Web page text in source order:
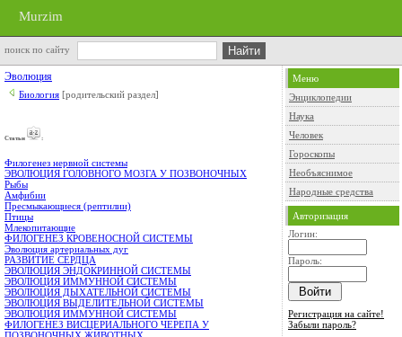
Murzim
поиск по сайту
Эволюция
Биология [родительский раздел]
Cтатьи :
Филогенез нервной системы
ЭВОЛЮЦИЯ ГОЛОВНОГО МОЗГА У ПОЗВОНОЧНЫХ
Рыбы
Амфибии
Пресмыкающиеся (рептилии)
Птицы
Млекопитающие
ФИЛОГЕНЕЗ КРОВЕНОСНОЙ СИСТЕМЫ
Эволюция артериальных дуг
РАЗВИТИЕ СЕРДЦА
ЭВОЛЮЦИЯ ЭНДОКРИННОЙ СИСТЕМЫ
ЭВОЛЮЦИЯ ИММУННОЙ СИСТЕМЫ
ЭВОЛЮЦИЯ ДЫХАТЕЛЬНОЙ СИСТЕМЫ
ЭВОЛЮЦИЯ ВЫДЕЛИТЕЛЬНОЙ СИСТЕМЫ
ЭВОЛЮЦИЯ ИММУННОЙ СИСТЕМЫ
ФИЛОГЕНЕЗ ВИСЦЕРИАЛЬНОГО ЧЕРЕПА У
Меню
Энциклопедии
Наука
Человек
Гороскопы
Необъяснимое
Народные средства
Авторизация
Логин:
Пароль:
Регистрация на сайте!
Забыли пароль?